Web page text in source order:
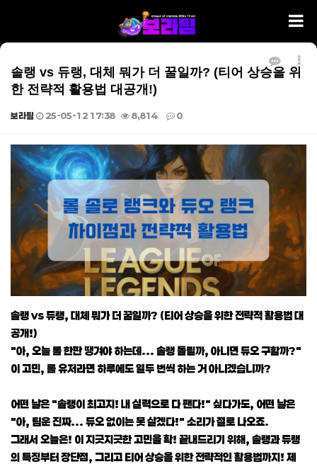
솔랭 vs 듀랭, 대체 뭐가 더 꿀일까? (티어 상승을 위
한 전략적 활용법 대공개!)
보라팀 25-05-12 17:38 8,814 0
본문
솔랭 vs 듀랭, 대체 뭐가 더 꿀일까? (티어 상승을 위한 전략적 활용법 대
공개!)
"아, 오늘 롤 한판 땡겨야 하는데... 솔랭 돌릴까, 아니면 듀오 구할까?"
이 고민, 롤 유저라면 하루에도 열두 번씩 하는 거 아니겠습니까?
어떤 날은 "솔랭이 최고지! 내 실력으로 다 팬다!" 싶다가도, 어떤 날은
"아, 팀운 진짜... 듀오 없이는 못 살겠다!" 소리가 절로 나오죠.
그래서 오늘은! 이 지긋지긋한 고민을 확! 끝내드리기 위해, 솔랭과 듀랭
의 특징부터 장단점, 그리고 티어 상승을 위한 전략적인 활용법까지! 제